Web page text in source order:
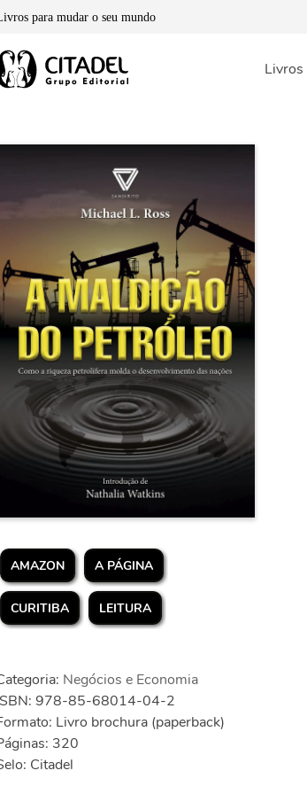
para mudar o seu mundo
Livros
AMAZON A PÁGINA
CURITIBA LEITURA
Negócios e Economia
978-85-68014-04-2
Livro brochura (paperback)
320
Citadel